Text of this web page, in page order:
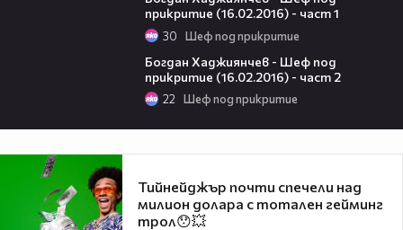
прикритие (16.02.2016) - част 1
30 Шеф под прикритие
Богдан Хаджиянчев - Шеф под
прикритие (16.02.2016) - част 2
22 Шеф под прикритие
Тийнейджър почти спечели над
милион долара с тотален гейминг
трол😯💥